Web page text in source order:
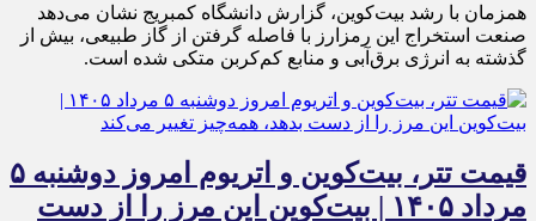
همزمان با رشد بیت‌کوین، گزارش دانشگاه کمبریج نشان می‌دهد
صنعت استخراج این رمزارز با فاصله گرفتن از گاز طبیعی، بیش از
گذشته به انرژی برق‌آبی و منابع کم‌کربن متکی شده است.
قیمت تتر، بیت‌کوین و اتریوم امروز دوشنبه ۵
مرداد ۱۴۰۵ | بیت‌کوین این مرز را از دست